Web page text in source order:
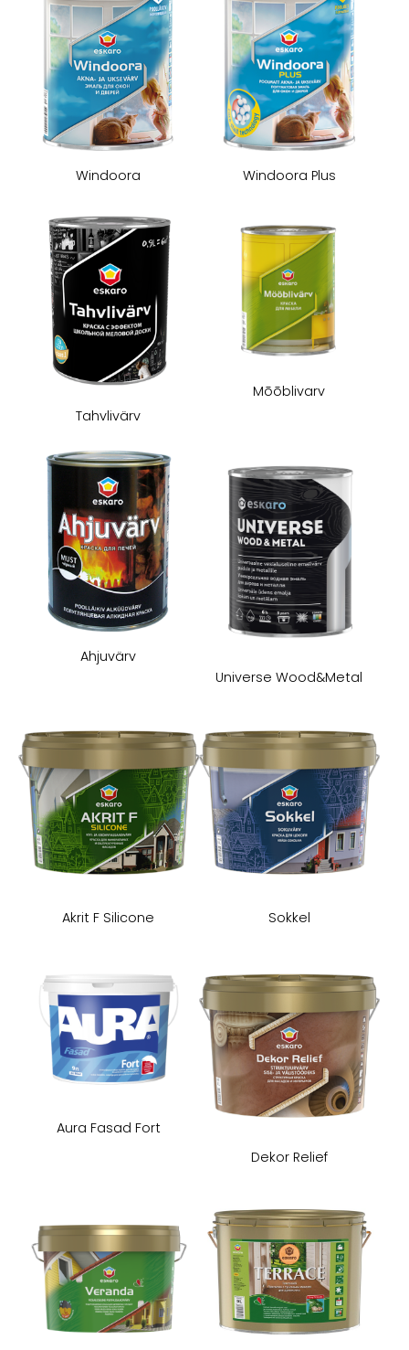
Windoora Windoora Plus
Tahvlivärv
Mōōblivarv
Ahjuvärv
Universe Wood&Metal
Akrit F Silicone Sokkel
Aura Fasad Fort
Dekor Relief